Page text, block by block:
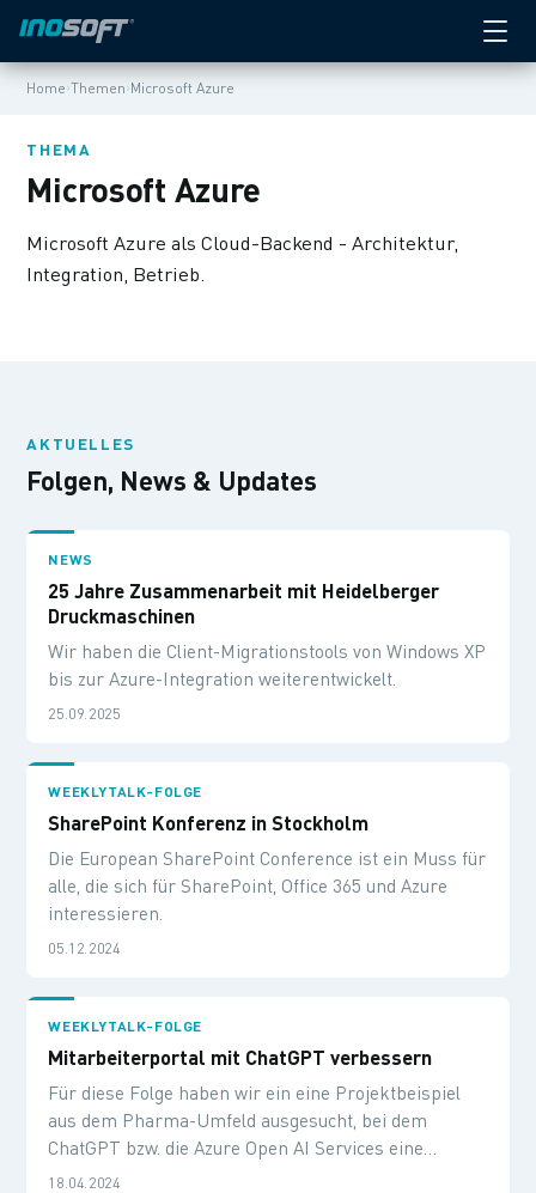
Home›Themen›Microsoft Azure
THEMA
Microsoft Azure
Microsoft Azure als Cloud-Backend - Architektur,
Integration, Betrieb.
AKTUELLES
Folgen, News & Updates
NEWS
25 Jahre Zusammenarbeit mit Heidelberger
Druckmaschinen
Wir haben die Client-Migrationstools von Windows XP
bis zur Azure-Integration weiterentwickelt.
25.09.2025
WEEKLYTALK-FOLGE
SharePoint Konferenz in Stockholm
Die European SharePoint Conference ist ein Muss für
alle, die sich für SharePoint, Office 365 und Azure
interessieren.
05.12.2024
WEEKLYTALK-FOLGE
Mitarbeiterportal mit ChatGPT verbessern
Für diese Folge haben wir ein eine Projektbeispiel
aus dem Pharma-Umfeld ausgesucht, bei dem
ChatGPT bzw. die Azure Open AI Services eine
zentrale Rolle spielen.
18.04.2024